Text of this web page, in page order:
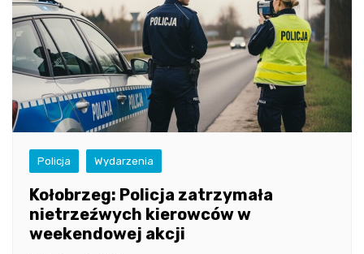
Policja Wydarzenia
Kołobrzeg: Policja zatrzymała
nietrzeźwych kierowców w
weekendowej akcji